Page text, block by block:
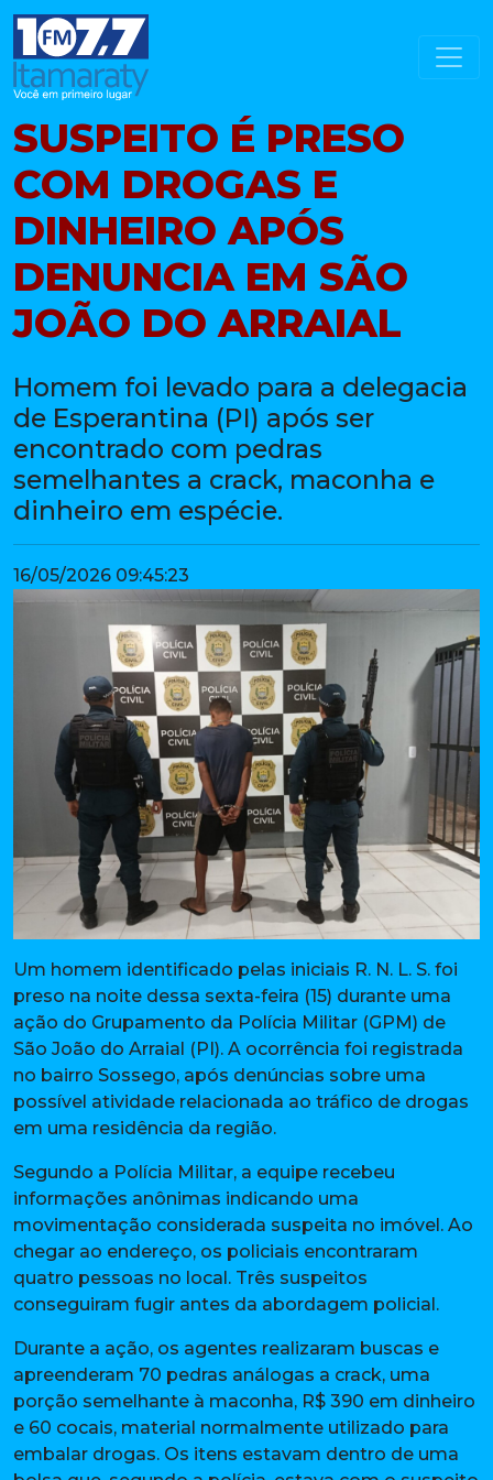
SUSPEITO É PRESO
COM DROGAS E
DINHEIRO APÓS
DENUNCIA EM SÃO
JOÃO DO ARRAIAL
Homem foi levado para a delegacia
de Esperantina (PI) após ser
encontrado com pedras
semelhantes a crack, maconha e
dinheiro em espécie.
16/05/2026 09:45:23
Um homem identificado pelas iniciais R. N. L. S. foi
preso na noite dessa sexta-feira (15) durante uma
ação do Grupamento da Polícia Militar (GPM) de
São João do Arraial (PI). A ocorrência foi registrada
no bairro Sossego, após denúncias sobre uma
possível atividade relacionada ao tráfico de drogas
em uma residência da região.
Segundo a Polícia Militar, a equipe recebeu
informações anônimas indicando uma
movimentação considerada suspeita no imóvel. Ao
chegar ao endereço, os policiais encontraram
quatro pessoas no local. Três suspeitos
conseguiram fugir antes da abordagem policial.
Durante a ação, os agentes realizaram buscas e
apreenderam 70 pedras análogas a crack, uma
porção semelhante à maconha, R$ 390 em dinheiro
e 60 cocais, material normalmente utilizado para
embalar drogas. Os itens estavam dentro de uma